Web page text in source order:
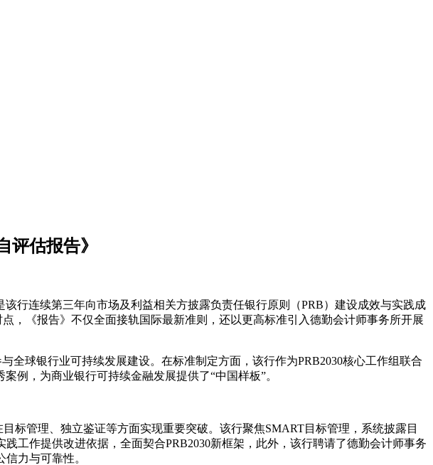
估报告》
行连续第三年向市场及利益相关方披露负责任银行原则（PRB）建设成效与实践成
，《报告》不仅全面接轨国际最新准则，还以更高标准引入德勤会计师事务所开展
全球银行业可持续发展建设。在标准制定方面，该行作为PRB2030核心工作组联合
例，为商业银行可持续金融发展提供了“中国样板”。
标管理、独立鉴证等方面实现重要突破。该行聚焦SMART目标管理，系统披露目
工作提供改进依据，全面契合PRB2030新框架，此外，该行聘请了德勤会计师事务
力与可靠性。